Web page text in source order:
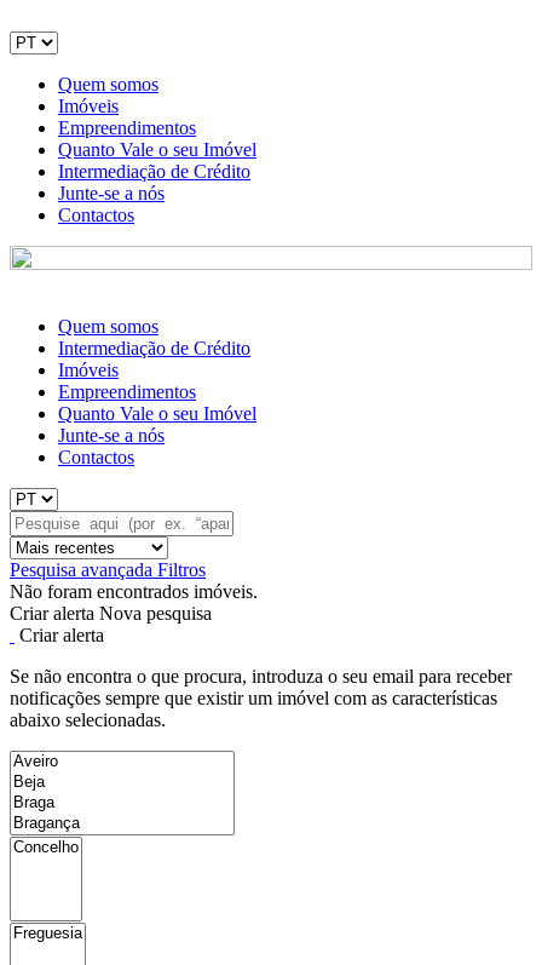
Quem somos
Imóveis
Empreendimentos
Quanto Vale o seu Imóvel
Intermediação de Crédito
Junte-se a nós
Contactos
Quem somos
Intermediação de Crédito
Imóveis
Empreendimentos
Quanto Vale o seu Imóvel
Junte-se a nós
Contactos
Pesquisa avançada Filtros
Não foram encontrados imóveis.
Criar alerta Nova pesquisa
Criar alerta
Se não encontra o que procura, introduza o seu email para receber
notificações sempre que existir um imóvel com as características
abaixo selecionadas.